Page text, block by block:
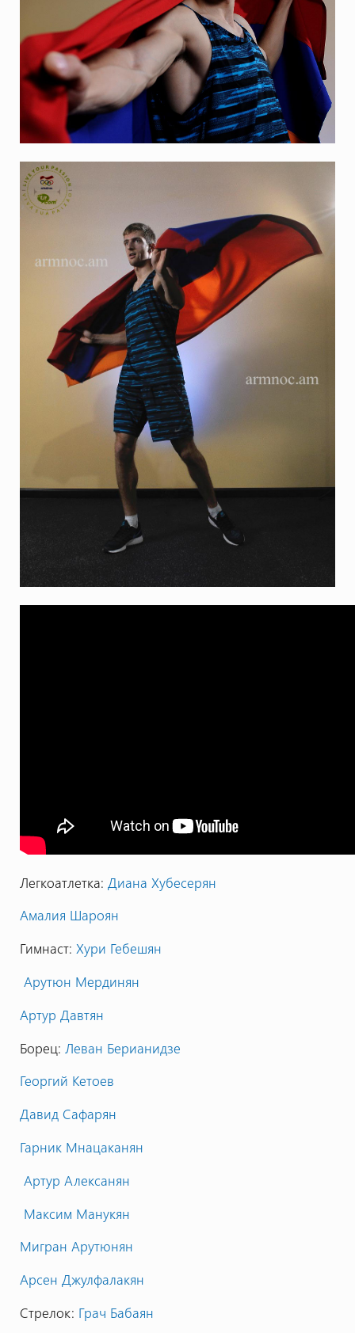
Легкоатлетка: Диана Хубесерян
Амалия Шароян
Гимнаст: Хури Гебешян
Арутюн Мердинян
Артур Давтян
Борец: Леван Берианидзе
Георгий Кетоев
Давид Сафарян
Гарник Мнацаканян
Артур Алексанян
Максим Манукян
Мигран Арутюнян
Арсен Джулфалакян
Стрелок: Грач Бабаян